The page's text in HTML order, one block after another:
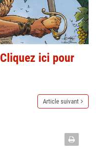
Cliquez ici pour
Article suivant